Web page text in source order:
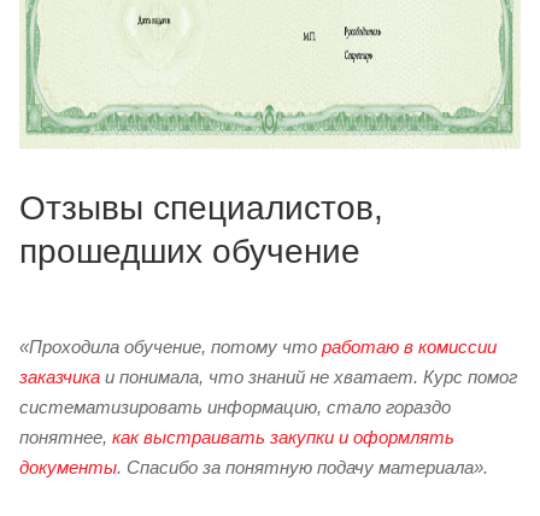
Отзывы специалистов,
прошедших обучение
«Проходила обучение, потому что работаю в комиссии
заказчика и понимала, что знаний не хватает. Курс помог
систематизировать информацию, стало гораздо
понятнее, как выстраивать закупки и оформлять
документы. Спасибо за понятную подачу материала».